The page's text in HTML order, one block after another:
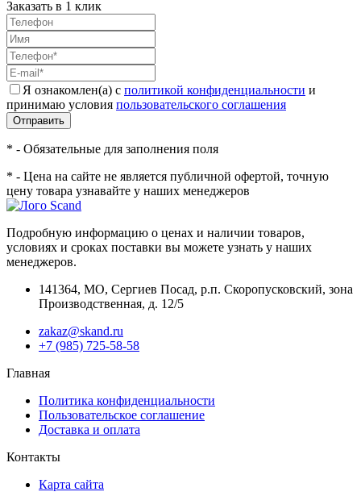
Заказать в 1 клик
Я ознакомлен(а) с политикой конфиденциальности и
принимаю условия пользовательского соглашения
Отправить
* - Обязательные для заполнения поля
* - Цена на сайте не является публичной офертой, точную
цену товара узнавайте у наших менеджеров
Подробную информацию о ценах и наличии товаров,
условиях и сроках поставки вы можете узнать у наших
менеджеров.
141364, МО, Сергиев Посад, р.п. Скоропусковский, зона
Производственная, д. 12/5
zakaz@skand.ru
+7 (985) 725-58-58
Главная
Политика конфиденциальности
Пользовательское соглашение
Доставка и оплата
Контакты
Карта сайта